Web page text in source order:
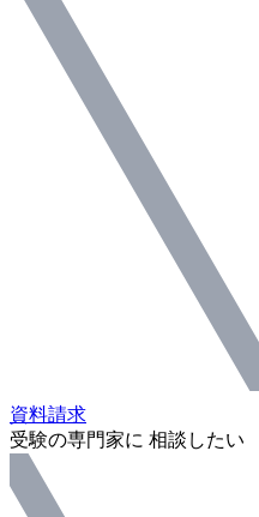
資料請求
受験の専門家に 相談したい